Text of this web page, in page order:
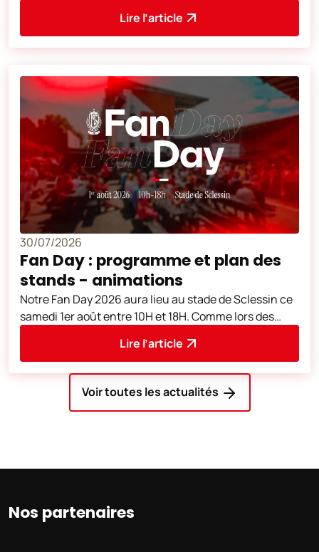
Lire l’article
30/07/2026
Fan Day : programme et plan des
stands - animations
Notre Fan Day 2026 aura lieu au stade de Sclessin ce
samedi 1er août entre 10H et 18H. Comme lors des
Lire l’article
Voir toutes les actualités
Nos partenaires